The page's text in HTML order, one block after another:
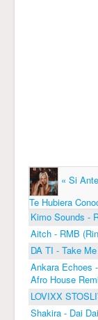
« Si
Te Hubiera
Kimo Sounds -
Aitch - RMB
DA TI - Take
Ankara Echoes
Afro House
LOVIXX
Shakira - Dai Dai